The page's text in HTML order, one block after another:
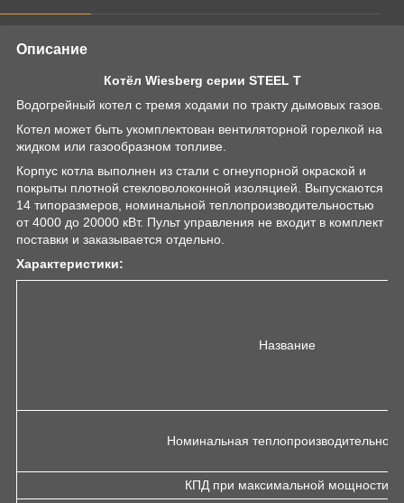
Описание
Котёл Wiesberg серии STEEL T
Водогрейный котел с тремя ходами по тракту дымовых газов.
Котел может быть укомплектован вентиляторной горелкой на
жидком или газообразном топливе.
Корпус котла выполнен из стали с огнеупорной окраской и
покрыты плотной стекловолоконной изоляцией. Выпускаются
14 типоразмеров, номинальной теплопроизводительностью
от 4000 до 20000 кВт. Пульт управления не входит в комплект
поставки и заказывается отдельно.
Характеристики:
Название
Номинальная
КПД при максимальной мощности